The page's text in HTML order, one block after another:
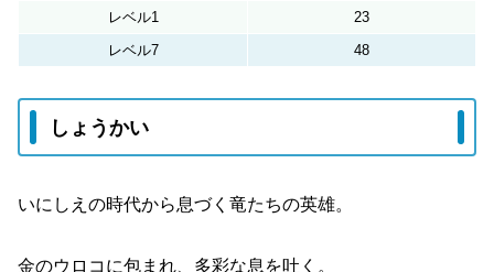
レベル1
23
レベル7
48
しょうかい
いにしえの時代から息づく竜たちの英雄。
金のウロコに包まれ、多彩な息を吐く。